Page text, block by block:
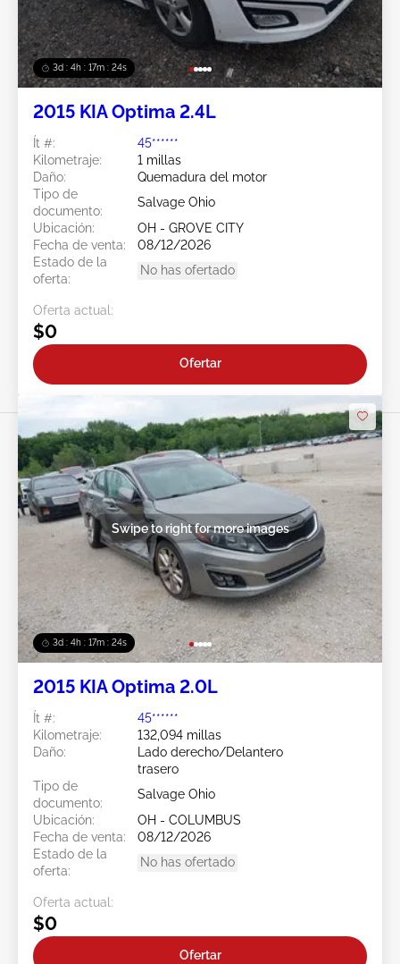
3d : 4h : 17m : 21s
2015 KIA Optima 2.4L
Ít #:
45******
Kilometraje:
1 millas
Daño:
Quemadura del motor
Tipo de
documento:
Salvage Ohio
Ubicación:
OH - GROVE CITY
Fecha de venta:
08/12/2026
Estado de la
oferta:
No has ofertado
Oferta actual:
$0
Ofertar
3d : 4h : 17m : 21s
Swipe to right for more images
2015 KIA Optima 2.0L
Ít #:
45******
Kilometraje:
132,094 millas
Daño:
Lado derecho/Delantero
trasero
Tipo de
documento:
Salvage Ohio
Ubicación:
OH - COLUMBUS
Fecha de venta:
08/12/2026
Estado de la
oferta:
No has ofertado
Oferta actual:
$0
Ofertar